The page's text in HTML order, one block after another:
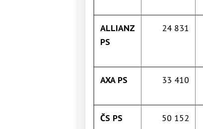
ALLIANZ
PS
24 831
AXA PS 33 410
ČS PS 50 152